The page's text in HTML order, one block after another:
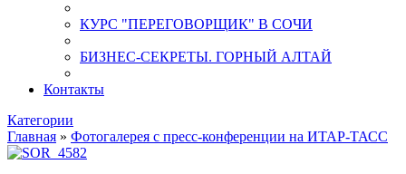
КУРС "ПЕРЕГОВОРЩИК" В СОЧИ
БИЗНЕС-СЕКРЕТЫ. ГОРНЫЙ АЛТАЙ
Контакты
Категории
Главная » Фотогалерея с пресс-конференции на ИТАР-ТАСС